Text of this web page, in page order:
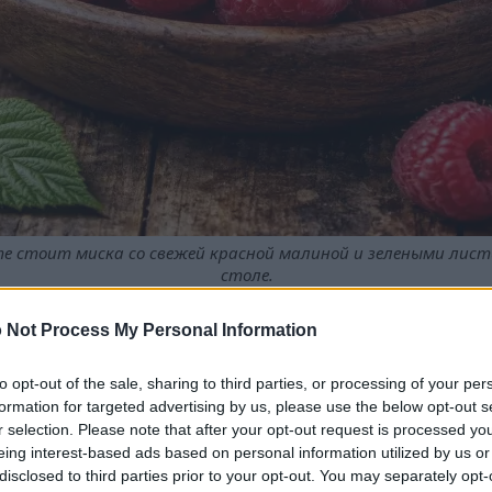
Not Process My Personal Information
opt-out of the sale, sharing to third parties, or processing of your
for targeted advertising by us, please use the below opt-out
selection. Please note that after your opt-out request is processed
interest-based ads based on personal information utilized by us
to third parties prior to your opt-out. You may separately
стоит миска со свежей красной малиной и зелеными
столе.
чтобы получить дополнительную информацию и
и обладает высокой питательной ценностью.
которые помогают бороться с окислительным
может способствовать контролю веса.
в лечении диабета и контроле уровня сахара в